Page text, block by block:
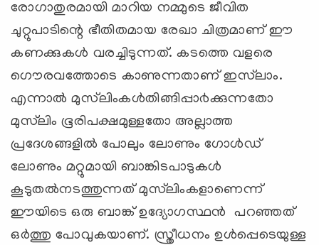
രോഗാതുരമായി മാറിയ നമ്മുടെ ജീവിത
ചുറ്റുപാടിന്റെ ഭീതിതമായ രേഖാ ചിത്രമാണ് ഈ
കണക്കുകള്‍ വരച്ചിടുന്നത്. കടത്തെ വളരെ
ഗൌരവത്തോടെ കാണുന്നതാണ് ഇസ്‍ലാം.
എന്നാല്‍ മുസ്‍ലിംകള്‍തിങ്ങിപ്പാ൪ക്കുന്നതോ
മുസ്‍ലിം ഭൂരിപക്ഷമുള്ളതോ അല്ലാത്ത
പ്രദേശങ്ങളില്‍ പോലും ലോണും ഗോള്‍ഡ്
ലോണും മറ്റുമായി ബാങ്കിടപാടുകള്‍
കൂടുതല്‍നടത്തുന്നത് മുസ്‍ലിംകളാണെന്ന്
ഈയിടെ ഒരു ബാങ്ക് ഉദ്യോഗസ്ഥന്‍ പറഞ്ഞത്
ഒര്‍ത്തു പോവുകയാണ്. സ്ത്രീധനം ഉള്‍പ്പെടെയുള്ള